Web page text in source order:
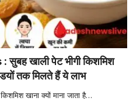
खाली पेट भीगी किशमिश
तक मिलते हैं ये लाभ
खाना क्यों माना जाता है…